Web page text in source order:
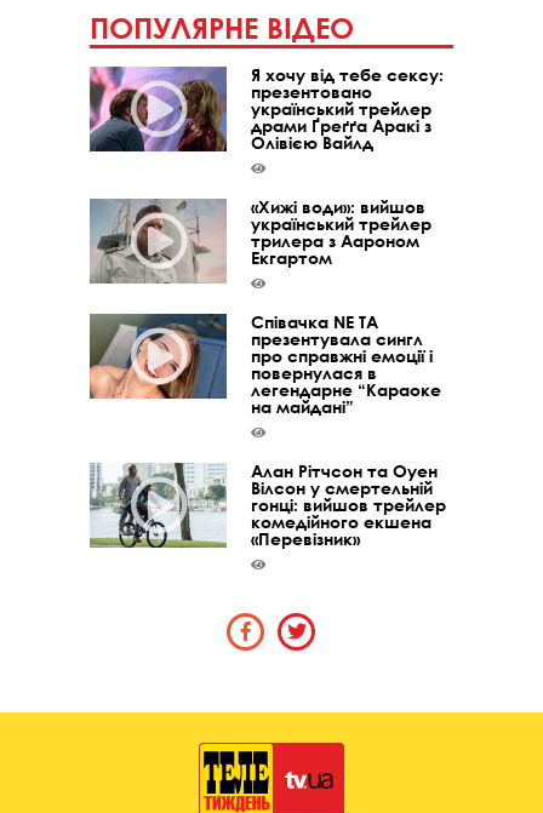
ПОПУЛЯРНЕ ВІДЕО
Я хочу від тебе сексу:
презентовано
український трейлер
драми Ґреґґа Аракі з
Олівією Вайлд
«Хижі води»: вийшов
український трейлер
трилера з Аароном
Екгартом
Співачка NE TA
презентувала сингл
про справжні емоції і
повернулася в
легендарне “Караоке
на майдані”
Алан Рітчсон та Оуен
Вілсон у смертельній
гонці: вийшов трейлер
комедійного екшена
«Перевізник»